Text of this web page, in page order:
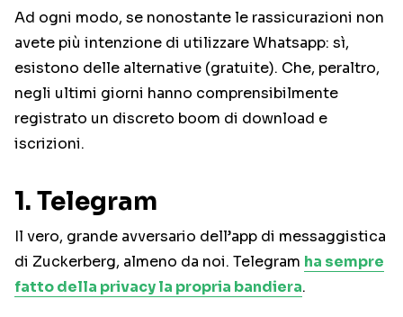
Ad ogni modo, se nonostante le rassicurazioni non
avete più intenzione di utilizzare Whatsapp: sì,
esistono delle alternative (gratuite). Che, peraltro,
negli ultimi giorni hanno comprensibilmente
registrato un discreto boom di download e
iscrizioni.
1. Telegram
Il vero, grande avversario dell’app di messaggistica
di Zuckerberg, almeno da noi. Telegram ha sempre
fatto della privacy la propria bandiera.